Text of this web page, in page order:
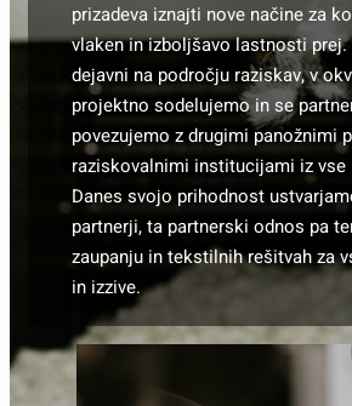
prizadeva iznajti nove načine za
vlaken in izboljšavo lastnosti prej.
dejavni na področju raziskav, v
projektno sodelujemo in se
povezujemo z drugimi panožnimi
raziskovalnimi institucijami iz vse
Danes svojo prihodnost
partnerji, ta partnerski odnos pa
zaupanju in tekstilnih rešitvah za
in izzive.